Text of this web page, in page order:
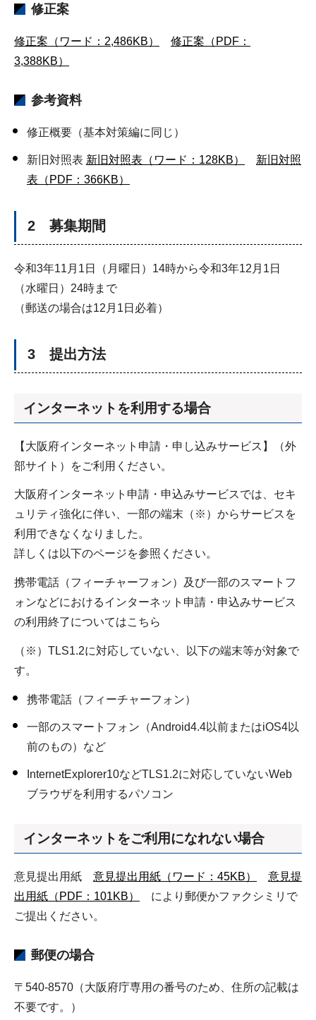
修正案
修正案（ワード：2,486KB）
修正案（PDF：
3,388KB）
参考資料
修正概要（基本対策編に同じ）
新旧対照表 新旧対照表（ワード：128KB）
新旧対照
表（PDF：366KB）
2 募集期間
令和3年11月1日（月曜日）14時から令和3年12月1日
（水曜日）24時まで
（郵送の場合は12月1日必着）
3 提出方法
インターネットを利用する場合
【大阪府インターネット申請・申し込みサービス】（外
部サイト）をご利用ください。
大阪府インターネット申請・申込みサービスでは、セキ
ュリティ強化に伴い、一部の端末（※）からサービスを
利用できなくなりました。
詳しくは以下のページを参照ください。
携帯電話（フィーチャーフォン）及び一部のスマートフ
ォンなどにおけるインターネット申請・申込みサービス
の利用終了についてはこちら
（※）TLS1.2に対応していない、以下の端末等が対象で
す。
携帯電話（フィーチャーフォン）
一部のスマートフォン（Android4.4以前またはiOS4以
前のもの）など
InternetExplorer10などTLS1.2に対応していないWeb
ブラウザを利用するパソコン
インターネットをご利用になれない場合
意見提出用紙 意見提出用紙（ワード：45KB）
意見提
出用紙（PDF：101KB）
により郵便かファクシミリで
ご提出ください。
郵便の場合
〒540-8570（大阪府庁専用の番号のため、住所の記載は
不要です。）